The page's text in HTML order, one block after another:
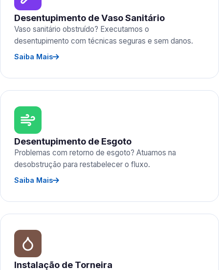
Desentupimento de Vaso Sanitário
Vaso sanitário obstruído? Executamos o
desentupimento com técnicas seguras e sem danos.
Saiba Mais
Desentupimento de Esgoto
Problemas com retorno de esgoto? Atuamos na
desobstrução para restabelecer o fluxo.
Saiba Mais
Instalação de Torneira